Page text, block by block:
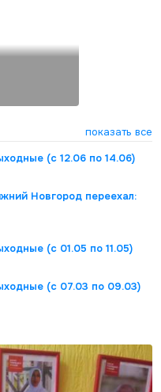
показать все
(с 12.06 по 14.06)
Новгород переехал:
(с 01.05 по 11.05)
(с 07.03 по 09.03)